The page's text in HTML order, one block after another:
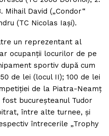
Mihail David („Condor“
(TC Nicolas Iaşi).
un reprezentant al
ocupanţii locurilor de pe
sportiv după cum
de lei (locul II); 100 de lei
de la Piatra-Neamţ
bucureşteanul Tudor
între alte turnee, şi
întrecerile „Trophy